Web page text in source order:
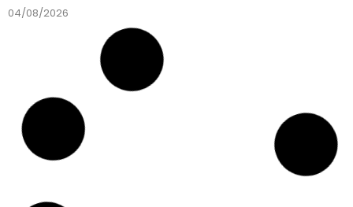
04/08/2026
Chińska jazda bez trzymanki
WeRide celuje w Danię. Partnerstwo z
GreenMobility przyspieszy
uruchomienie robotaxi poziomu 4